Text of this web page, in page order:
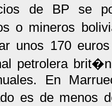
de BP se
o mineros
unos 170
petrolera
En
es de